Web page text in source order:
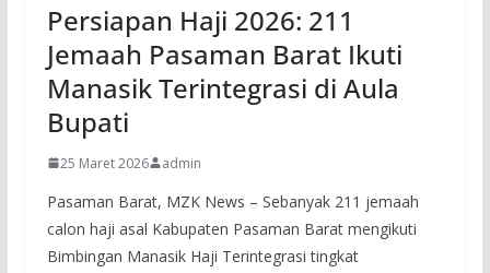
Persiapan Haji 2026: 211
Jemaah Pasaman Barat Ikuti
Manasik Terintegrasi di Aula
Bupati
25 Maret 2026 admin
Pasaman Barat, MZK News – Sebanyak 211 jemaah
calon haji asal Kabupaten Pasaman Barat mengikuti
Bimbingan Manasik Haji Terintegrasi tingkat